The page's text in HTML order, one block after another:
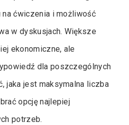
na ćwiczenia i możliwość
w dyskusjach. Większe
ekonomiczne, ale
dla poszczególnych
jaka jest maksymalna liczba
opcję najlepiej
potrzeb.